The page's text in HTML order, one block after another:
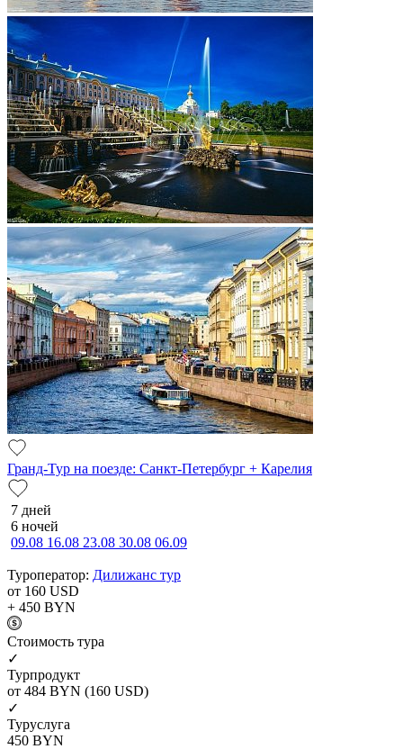
Гранд-Тур на поезде: Санкт-Петербург + Карелия
7 дней
6 ночей
09.08 16.08 23.08 30.08 06.09
Туроператор: Дилижанс тур
от 160 USD
+ 450 BYN
Cтоимость тура
✓
Турпродукт
от 484 BYN (160 USD)
✓
Туруслуга
450 BYN